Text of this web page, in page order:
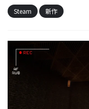
Steam 新作